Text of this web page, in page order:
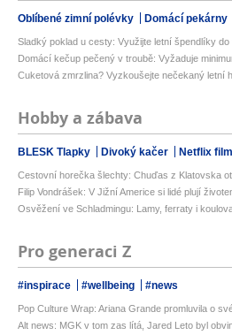
Oblíbené zimní polévky Domácí pekárny
Sladký poklad u cesty: Využijte letní špendlíky do
Domácí kečup pečený v troubě: Vyžaduje
Cuketová zmrzlina? Vyzkoušejte nečekaný letní
Hobby a zábava
BLESK Tlapky Divoký kačer Netflix
Cestovní horečka šlechty: Chuďas z Klatovska
Filip Vondrášek: V Jižní Americe si lidé plují
Osvěžení ve Schladmingu: Lamy, ferraty i
Pro generaci Z
#inspirace #wellbeing #news
Pop Culture Wrap: Ariana Grande promluvila o
Alt news: MGK v tom zas lítá, Jared Leto byl